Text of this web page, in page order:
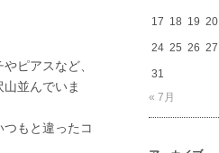
ピアスなど、
並んでいま
もと違ったコ
17 18 19 20
24 25 26 27
31
« 7月